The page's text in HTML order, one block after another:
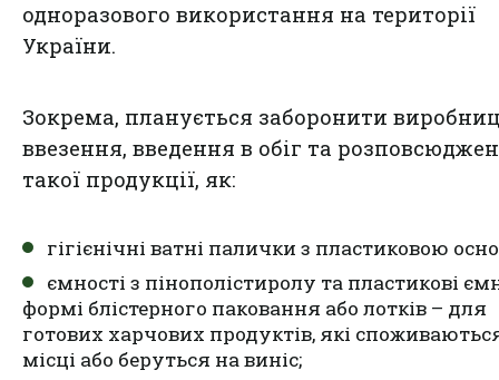
одноразового використання на території
України.
Зокрема, планується заборонити
ввезення, введення в обіг та
такої продукції, як:
гігієнічні ватні палички з пластиковою
ємності з пінополістиролу та пластикові
формі блістерного паковання або лотків – для
готових харчових продуктів, які
місці або беруться на виніс;